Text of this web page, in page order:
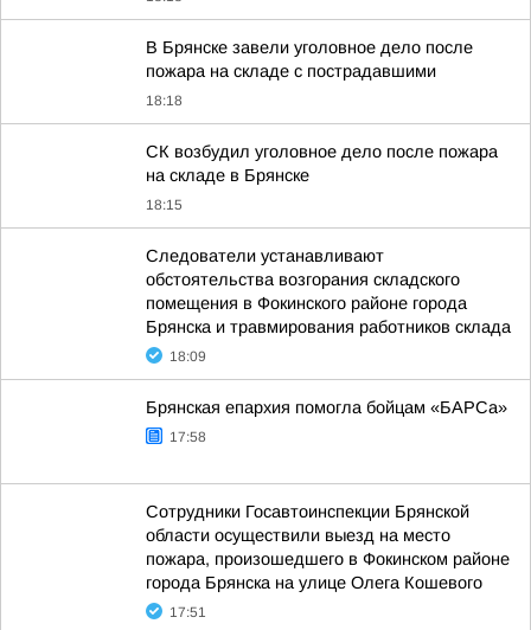
В Брянске завели уголовное дело после
пожара на складе с пострадавшими
18:18
СК возбудил уголовное дело после пожара
на складе в Брянске
18:15
Следователи устанавливают
обстоятельства возгорания складского
помещения в Фокинского районе города
Брянска и травмирования работников склада
18:09
Брянская епархия помогла бойцам «БАРСа»
17:58
Сотрудники Госавтоинспекции Брянской
области осуществили выезд на место
пожара, произошедшего в Фокинском районе
города Брянска на улице Олега Кошевого
17:51